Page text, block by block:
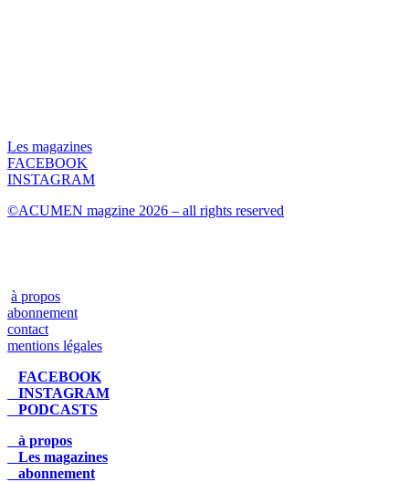
Les magazines
FACEBOOK
INSTAGRAM
©ACUMEN magzine 2026 – all rights reserved
à propos
abonnement
contact
mentions légales
FACEBOOK
INSTAGRAM
PODCASTS
à propos
Les magazines
abonnement